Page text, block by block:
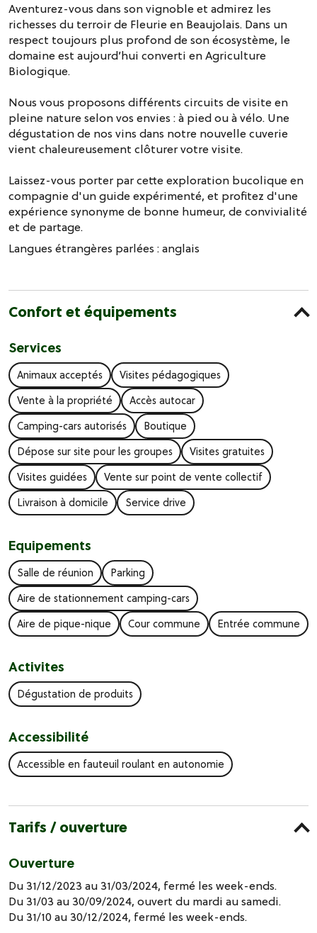
Aventurez-vous dans son vignoble et admirez les
richesses du terroir de Fleurie en Beaujolais. Dans un
respect toujours plus profond de son écosystème, le
domaine est aujourd’hui converti en Agriculture
Biologique.
Nous vous proposons différents circuits de visite en
pleine nature selon vos envies : à pied ou à vélo. Une
dégustation de nos vins dans notre nouvelle cuverie
vient chaleureusement clôturer votre visite.
Laissez-vous porter par cette exploration bucolique en
compagnie d'un guide expérimenté, et profitez d'une
expérience synonyme de bonne humeur, de convivialité
et de partage.
Langues étrangères parlées :anglais
Confort et équipements
Services
Animaux acceptés
Visites pédagogiques
Vente à la propriété
Accès autocar
Camping-cars autorisés
Boutique
Dépose sur site pour les groupes
Visites gratuites
Visites guidées
Vente sur point de vente collectif
Livraison à domicile
Service drive
Equipements
Salle de réunion
Parking
Aire de stationnement camping-cars
Aire de pique-nique
Cour commune Entrée commune
Activites
Dégustation de produits
Accessibilité
Accessible en fauteuil roulant en autonomie
Tarifs / ouverture
Ouverture
Du 31/12/2023 au 31/03/2024, fermé les week-ends.
Du 31/03 au 30/09/2024, ouvert du mardi au samedi.
Du 31/10 au 30/12/2024, fermé les week-ends.